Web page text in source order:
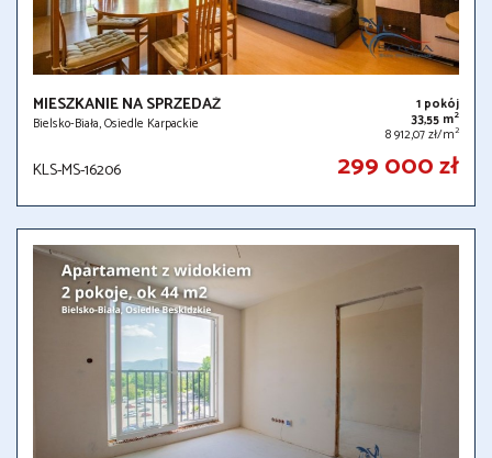
MIESZKANIE NA SPRZEDAŻ
Bielsko-Biała, Osiedle Karpackie
1 pokój
33,55 m2
8 912,07 zł/m2
KLS-MS-16206 299 000 zł